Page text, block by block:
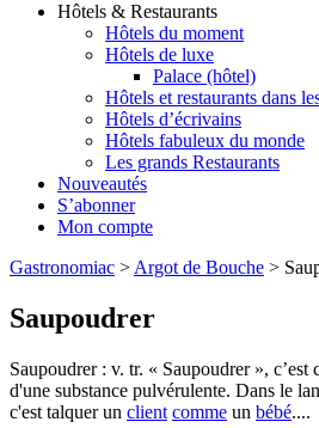
Hôtels & Restaurants
Hôtels du moment
Hôtels de luxe
Palace (hôtel)
Hôtels et restaurants dans
Hôtels d’écrivains
Hôtels fabuleux du monde
Les grands Restaurants
Nouveautés
S’abonner
Mon compte
Gastronomiac > Argot de Bouche >
Saupoudrer
Saupoudrer : v. tr. « Saupoudrer », c’est
d'une substance pulvérulente. Dans le
c'est talquer un client comme un bébé....